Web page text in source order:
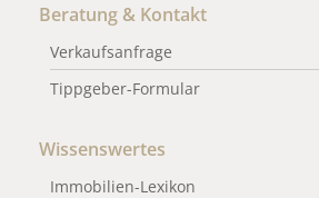
Beratung & Kontakt
Verkaufsanfrage
Tippgeber-Formular
Wissenswertes
Immobilien-Lexikon